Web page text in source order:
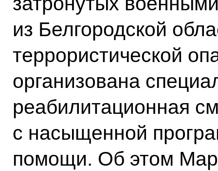
из Белгородской
террористической
организована
реабилитационная
с насыщенной
помощи. Об этом